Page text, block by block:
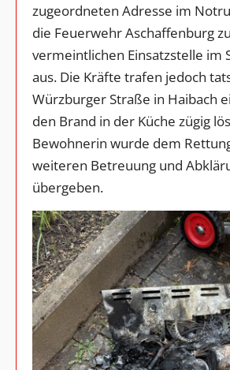
zugeordneten Adresse im
die Feuerwehr Aschaffenburg
vermeintlichen Einsatzstelle im
aus. Die Kräfte trafen jedoch
Würzburger Straße in Haibach
den Brand in der Küche zügig
Bewohnerin wurde dem
weiteren Betreuung und
übergeben.